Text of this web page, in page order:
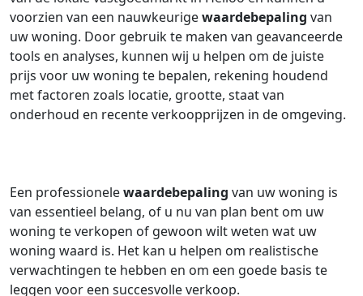
voorzien van een nauwkeurigewaardebepaling van
uw woning. Door gebruik te maken van geavanceerde
tools en analyses, kunnen wij u helpen om de juiste
prijs voor uw woning te bepalen, rekening houdend
met factoren zoals locatie, grootte, staat van
onderhoud en recente verkoopprijzen in de omgeving.
Een professionelewaardebepaling van uw woning is
van essentieel belang, of u nu van plan bent om uw
woning te verkopen of gewoon wilt weten wat uw
woning waard is. Het kan u helpen om realistische
verwachtingen te hebben en om een goede basis te
leggen voor een succesvolle verkoop.